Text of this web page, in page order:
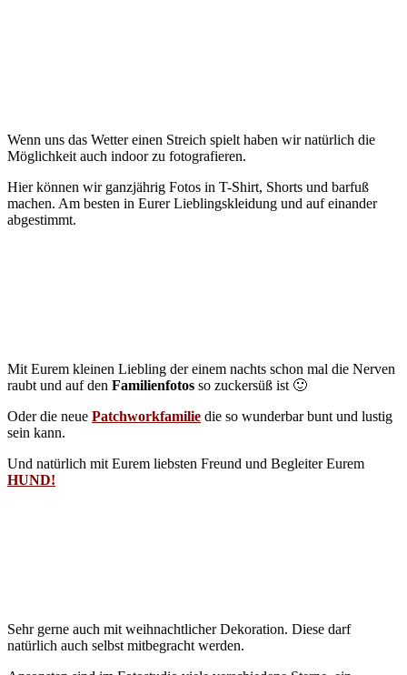
Wenn uns das Wetter einen Streich spielt haben wir natürlich die
Möglichkeit auch indoor zu fotografieren.
Hier können wir ganzjährig Fotos in T-Shirt, Shorts und barfuß
machen. Am besten in Eurer Lieblingskleidung und auf einander
abgestimmt.
Mit Eurem kleinen Liebling der einem nachts schon mal die Nerven
raubt und auf den Familienfotos so zuckersüß ist 🙂
Oder die neue Patchworkfamilie die so wunderbar bunt und lustig
sein kann.
Und natürlich mit Eurem liebsten Freund und Begleiter Eurem
HUND!
Sehr gerne auch mit weihnachtlicher Dekoration. Diese darf
natürlich auch selbst mitbegracht werden.